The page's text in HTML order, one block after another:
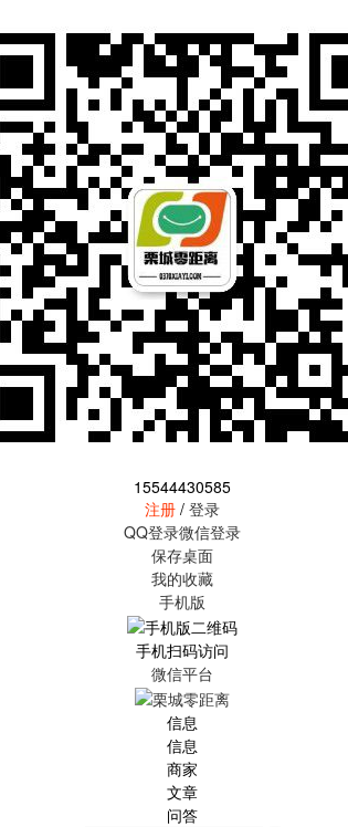
15544430585
注册 / 登录
QQ登录微信登录
保存桌面
我的收藏
手机版
手机扫码访问
微信平台
信息
信息
商家
文章
问答